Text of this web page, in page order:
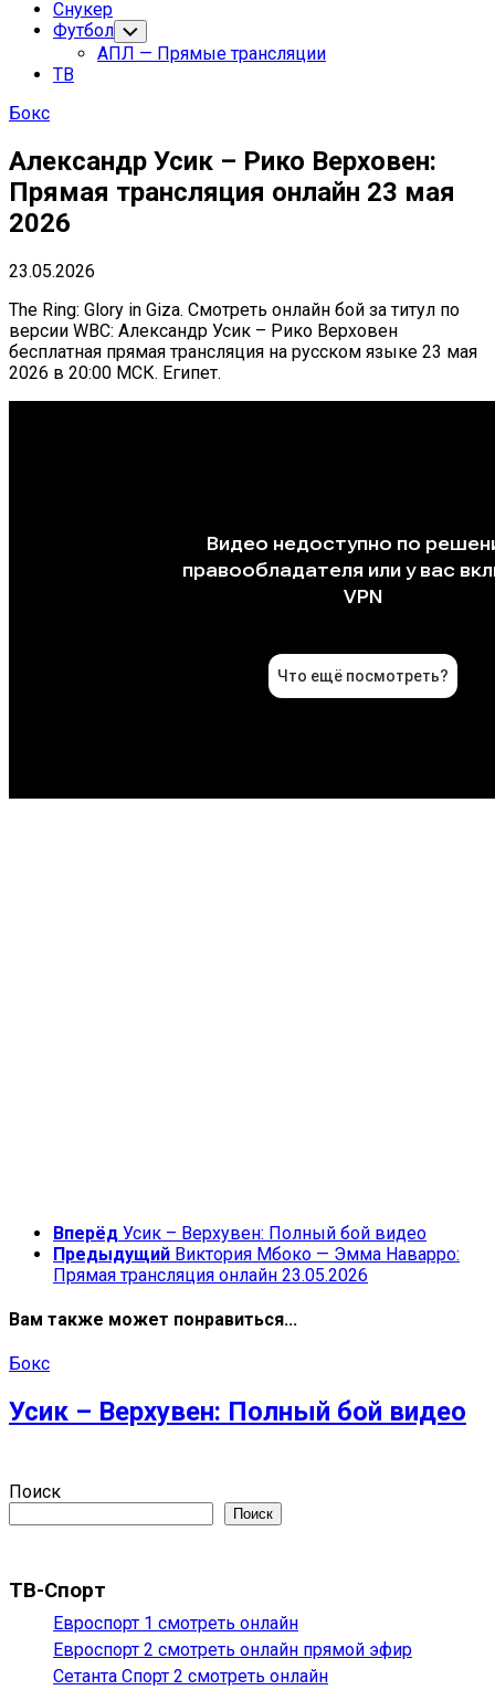
Снукер
Футбол Переключатель
дочернего
меню
АПЛ — Прямые трансляции
ТВ
Бокс
Александр Усик – Рико Верховен:
Прямая трансляция онлайн 23 мая
2026
23.05.2026
The Ring: Glory in Giza. Смотреть онлайн бой за титул по
версии WBC: Александр Усик – Рико Верховен
бесплатная прямая трансляция на русском языке 23 мая
2026 в 20:00 МСК. Египет.
Вперёд Усик – Верхувен: Полный бой видео
Предыдущий Виктория Мбоко — Эмма Наварро:
Прямая трансляция онлайн 23.05.2026
Вам также может понравиться...
Бокс
Усик – Верхувен: Полный бой видео
Поиск
Поиск
ТВ-Спорт
Евроспорт 1 смотреть онлайн
Евроспорт 2 смотреть онлайн прямой эфир
Сетанта Спорт 2 смотреть онлайн